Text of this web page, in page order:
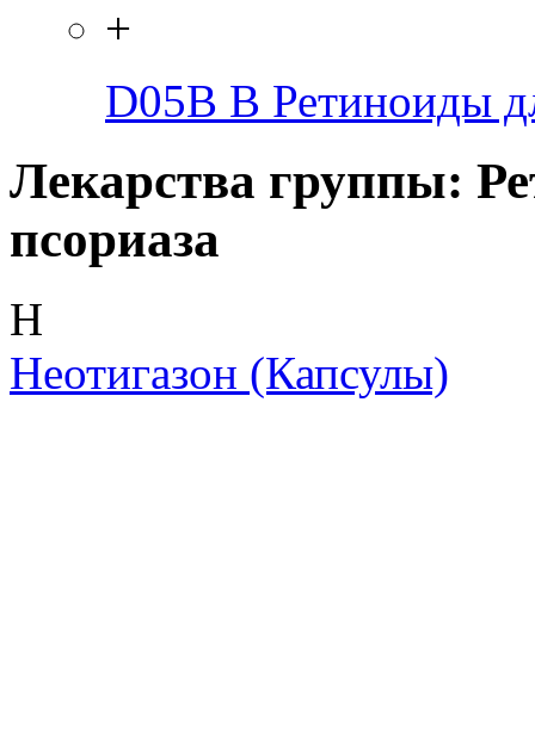
+
D05B B Ретиноиды
Лекарства группы:
псориаза
Н
Неотигазон (Капсулы)